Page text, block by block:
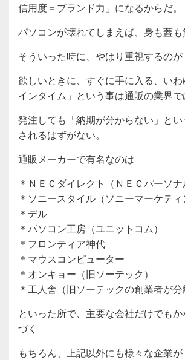
信用度＝ブランド力」になるからだ。
パソコンが壊れてしまえば、身も蓋も
そういった時に、やはり重視するのが
欲しいときに、すぐに手に入る、いわ
インタイム」という事は通販の業界で
発注しても「納期が分からない」と
されるはずがない。
通販メーカーで有名なのは
＊ＮＥＣダイレクト（ＮＥＣパーソナ
＊ソニースタイル（ソニーマーケティ
＊デル
＊パソコン工房（ユニットコム）
＊フロンティア神代
＊マウスコンピューター
＊オンキョー（旧ソーテック）
＊工人舎（旧ソーテックの創業者が分
といった所で、主要な会社だけでも
づく
もちろん、上記以外にも様々な企業